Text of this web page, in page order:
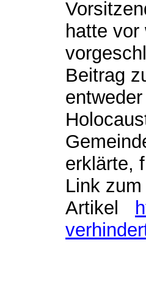
hatte
Beitrag
erklärte,
Link zum
Artikel